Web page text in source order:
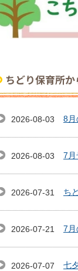
ちどり保育所
2026-08-03 8月
2026-08-03 7月
2026-07-31 ち
2026-07-21 7月
2026-07-07 七